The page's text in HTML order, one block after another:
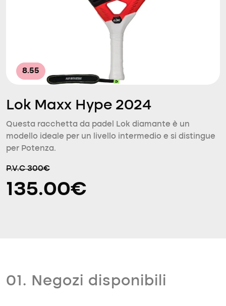
8.55
Lok Maxx Hype 2024
Questa racchetta da padel Lok diamante è un
modello ideale per un livello intermedio e si distingue
per Potenza.
P.V.C 300€
135.00€
01. Negozi disponibili